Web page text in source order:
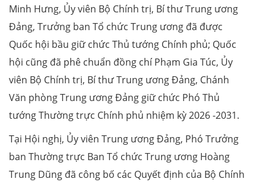
Minh Hưng, Ủy viên Bộ Chính trị, Bí thư Trung ương
Đảng, Trưởng ban Tổ chức Trung ương đã được
Quốc hội bầu giữ chức Thủ tướng Chính phủ; Quốc
hội cũng đã phê chuẩn đồng chí Phạm Gia Túc, Ủy
viên Bộ Chính trị, Bí thư Trung ương Đảng, Chánh
Văn phòng Trung ương Đảng giữ chức Phó Thủ
tướng Thường trực Chính phủ nhiệm kỳ 2026 -2031.
Tại Hội nghị, Ủy viên Trung ương Đảng, Phó Trưởng
ban Thường trực Ban Tổ chức Trung ương Hoàng
Trung Dũng đã công bố các Quyết định của Bộ Chính